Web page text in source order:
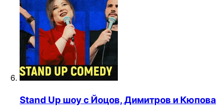
Stand Up шоу с Йоцов, Димитров и Кюпова